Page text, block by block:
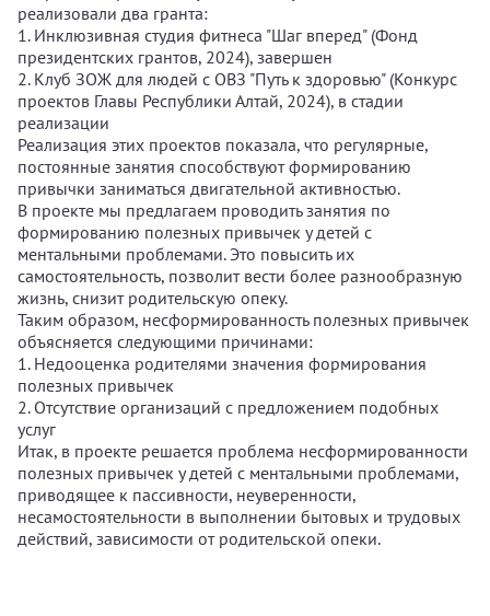
реализовали два гранта:
1. Инклюзивная студия фитнеса "Шаг вперед" (Фонд
президентских грантов, 2024), завершен
2. Клуб ЗОЖ для людей с ОВЗ "Путь к здоровью" (Конкурс
проектов Главы Республики Алтай, 2024), в стадии
реализации
Реализация этих проектов показала, что регулярные,
постоянные занятия способствуют формированию
привычки заниматься двигательной активностью.
В проекте мы предлагаем проводить занятия по
формированию полезных привычек у детей с
ментальными проблемами. Это повысить их
самостоятельность, позволит вести более разнообразную
жизнь, снизит родительскую опеку.
Таким образом, несформированность полезных привычек
объясняется следующими причинами:
1. Недооценка родителями значения формирования
полезных привычек
2. Отсутствие организаций с предложением подобных
услуг
Итак, в проекте решается проблема несформированности
полезных привычек у детей с ментальными проблемами,
приводящее к пассивности, неуверенности,
несамостоятельности в выполнении бытовых и трудовых
действий, зависимости от родительской опеки.